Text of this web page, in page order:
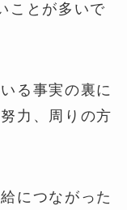
ことが多いで
る事実の裏に
力、周りの方
につながった